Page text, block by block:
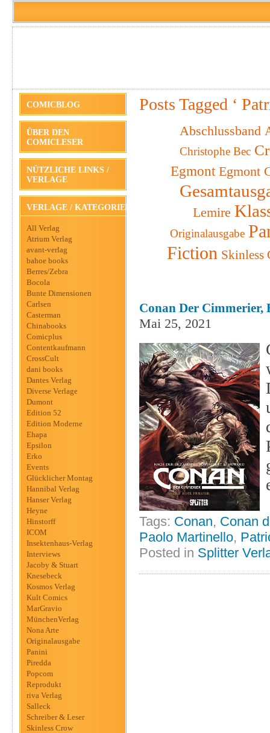
COMICBLOG
ÜBER DEN
COMICLESER
NÜTZLICHE LINKS /
VERLAGE
VERLAGE / KATEGORIEN
All Verlag
Atrium Verlag
avant-verlag
bahoe books
Berres/Zebra
Bocola
Bunte Dimensionen
Carlsen
Casterman
Chinabooks
Comicplus
Contentkaufmann
CrossCult
dani books
Dantes Verlag
Diverse Verlage
Dumont
Edition 52
Edition Moderne
Ehapa
Epsilon
Erko
Events
Glücklicher Montag
Hannibal Verlag
Hanser Verlag
Heyne
Hinstorff
ICOM
Insektenhaus-Verlag
Interviews
Jacoby & Stuart
Knesebeck
Kosmos Verlag
Kult Comics
MarGravio
MünchenVerlag
Nona Arte
Originalausgabe
Panini
Piredda
Popcom
Reprodukt
riva Verlag
Salleck
Schreiber & Leser
Skinless Crow
Posts Tagged ‘
Abschlussband
Christophe Bec
Egmont Egmont
Lemire
Originalausgabe
Fiction Skinless
Conan Der Cimmerier,
Mai 25, 2021
Tags: Conan, Conan
Paolo Martinello,
Posted in Splitter